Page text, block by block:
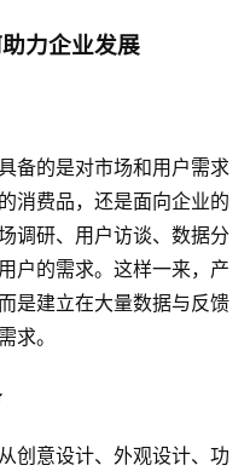
力企业发展
备的是对市场和用户需求
消费品，还是面向企业的
调研、用户访谈、数据分
户的需求。这样一来，产
是建立在大量数据与反馈
求。
创意设计、外观设计、功